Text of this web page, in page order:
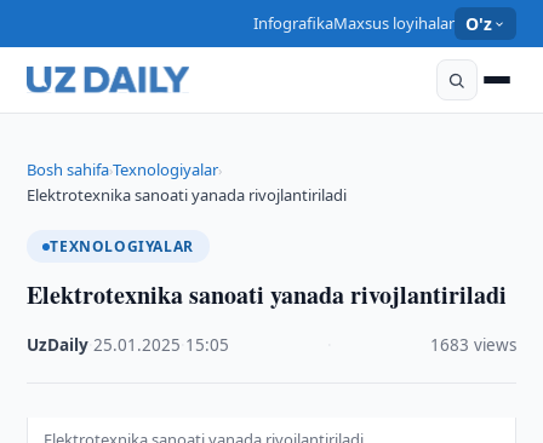
InfografikaMaxsus loyihalar O'z
Bosh sahifa›Texnologiyalar›
Elektrotexnika sanoati yanada rivojlantiriladi
TEXNOLOGIYALAR
Elektrotexnika sanoati yanada rivojlantiriladi
UzDaily ·25.01.2025 15:05 1683 views